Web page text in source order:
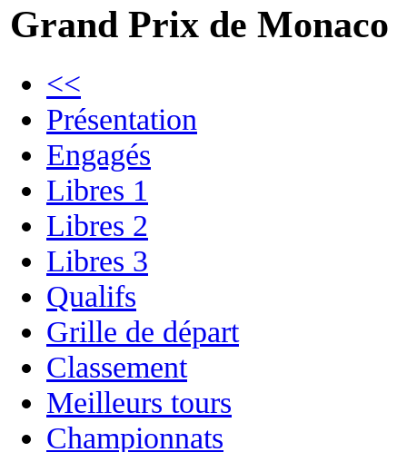
Grand Prix de Monaco
<<
Présentation
Engagés
Libres 1
Libres 2
Libres 3
Qualifs
Grille de départ
Classement
Meilleurs tours
Championnats